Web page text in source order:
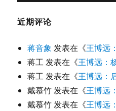
近期评论
蒋音象 发表在《王博远
蒋工 发表在《王博远：
蒋工 发表在《王博远：
戴慕竹 发表在《王博远
戴慕竹 发表在《王博远